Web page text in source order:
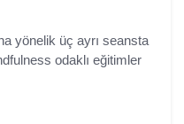
yönelik üç ayrı seansta
odaklı eğitimler